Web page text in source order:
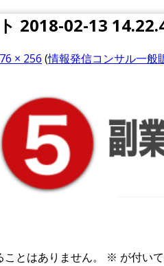
2018-02-13
× 256 (情報発信コンサル一般
とはありません。 ※ が付い